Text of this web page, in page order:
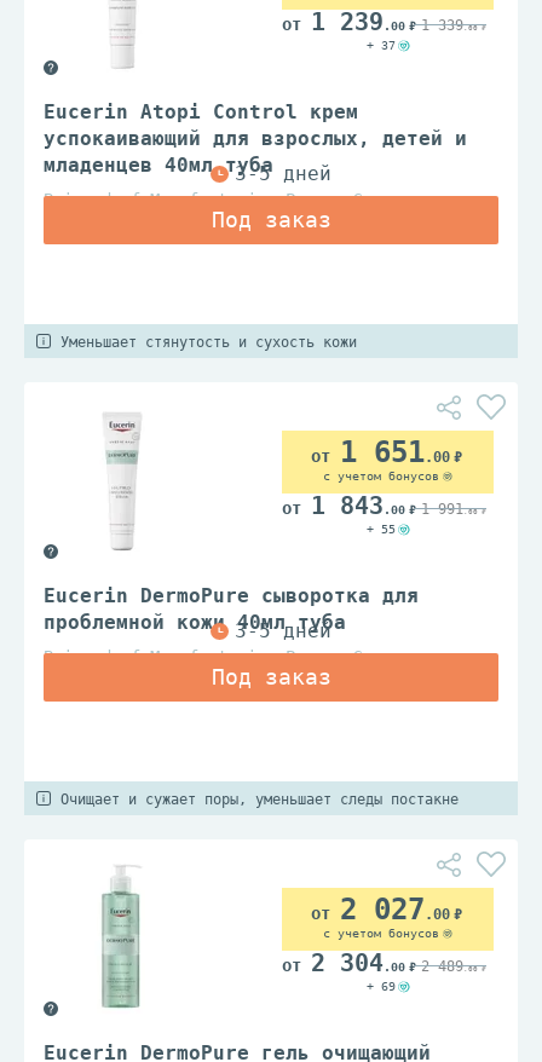
Eucerin Atopi Control крем
успокаивающий для взрослых, детей и
младенцев 40мл туба
Beiersdorf Manufacturing Poznan Sp.z.o.o.
1 239 .00 1 339.00
+ 37
Уменьшает стянутость и сухость кожи
Eucerin DermoPure сыворотка для
проблемной кожи 40мл туба
Beiersdorf Manufacturing Poznan Sp.z.o.o.
1 651.00
с учетом бонусов
1 843 .00 1 991.00
+ 55
Очищает и сужает поры, уменьшает следы постакне
Eucerin DermoPure гель очищающий
2 027 .00
с учетом бонусов
2 304.00 2 489.00
+ 69